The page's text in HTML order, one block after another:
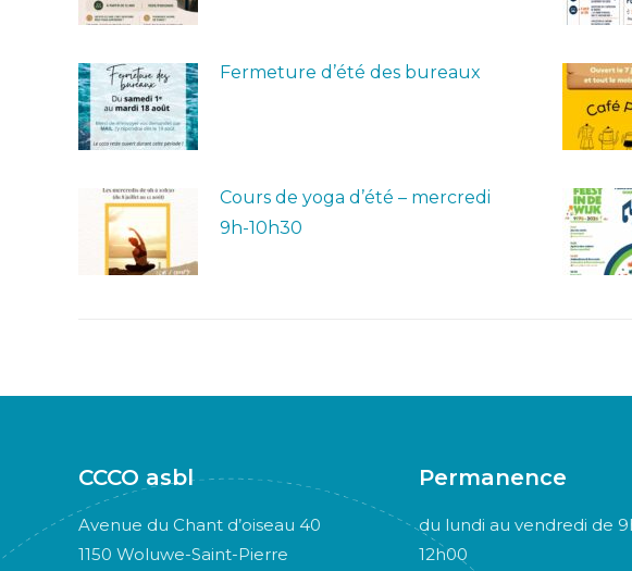
Fermeture d’été des bureaux
Cours de yoga d’été – mercredi
9h-10h30
CCCO asbl
Avenue du Chant d’oiseau 40
1150 Woluwe-Saint-Pierre
Permanence
du lundi au vendredi de
12h00